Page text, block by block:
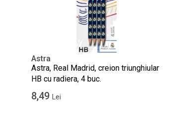
Astra
Astra, Real Madrid, creion triunghiular
HB cu radiera, 4 buc.
8,49 Lei